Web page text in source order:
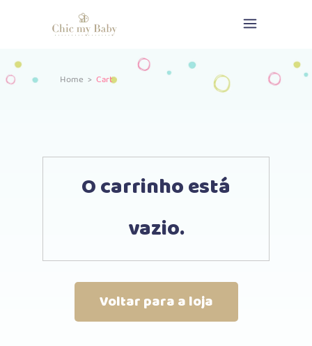
Home > Cart
O carrinho está
vazio.
Voltar para a loja